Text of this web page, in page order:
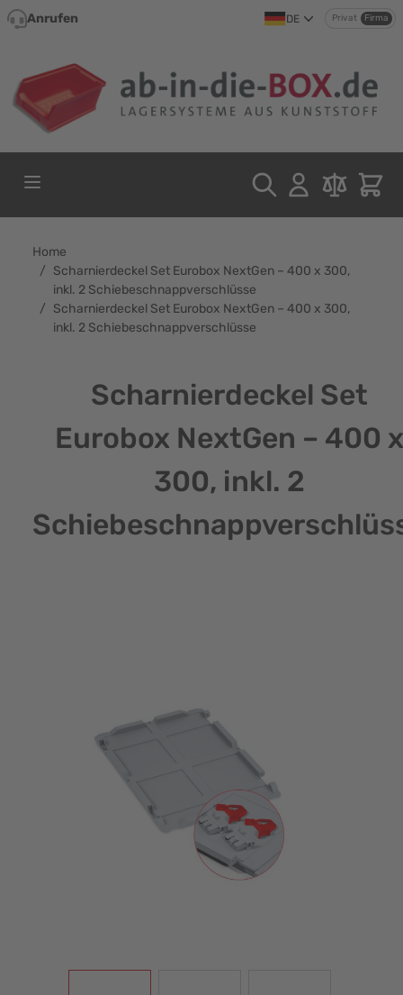
Direkt zum Inhalt
Anrufen DE Privat Firma
Home
/ Scharnierdeckel Set Eurobox NextGen – 400 x 300,
inkl. 2 Schiebeschnappverschlüsse
/ Scharnierdeckel Set Eurobox NextGen – 400 x 300,
inkl. 2 Schiebeschnappverschlüsse
Scharnierdeckel Set
Eurobox NextGen – 400 x
300, inkl. 2